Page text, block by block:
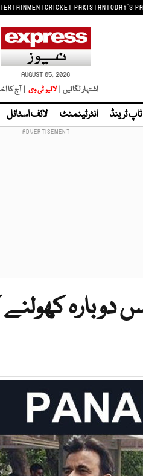
CRICKET PAKISTANTODAY'S
AUGUST 05, 2026
اشتہار لگائیں | لائیو ٹی وی | آج کا
ٹاپ ٹرینڈ انٹرٹینمنٹ لائف اسٹائل
دوبارہ